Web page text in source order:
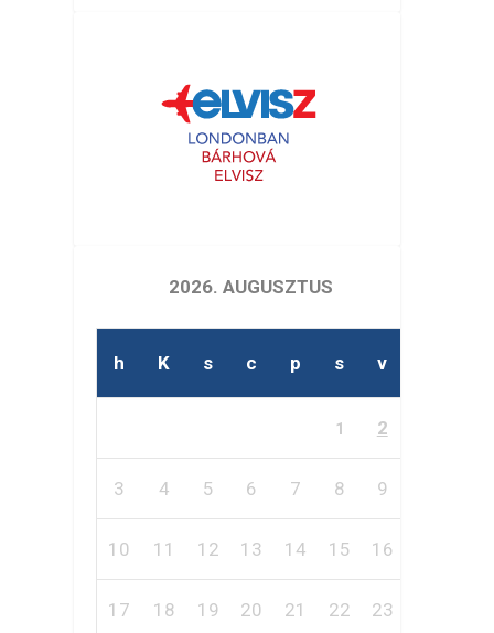
2026. AUGUSZTUS
h K s c p s v
1 2
3 4 5 6 7 8 9
10 11 12 13 14 15 16
17 18 19 20 21 22 23